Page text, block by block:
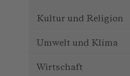
Kultur und Religion
Umwelt und Klima
Wirtschaft